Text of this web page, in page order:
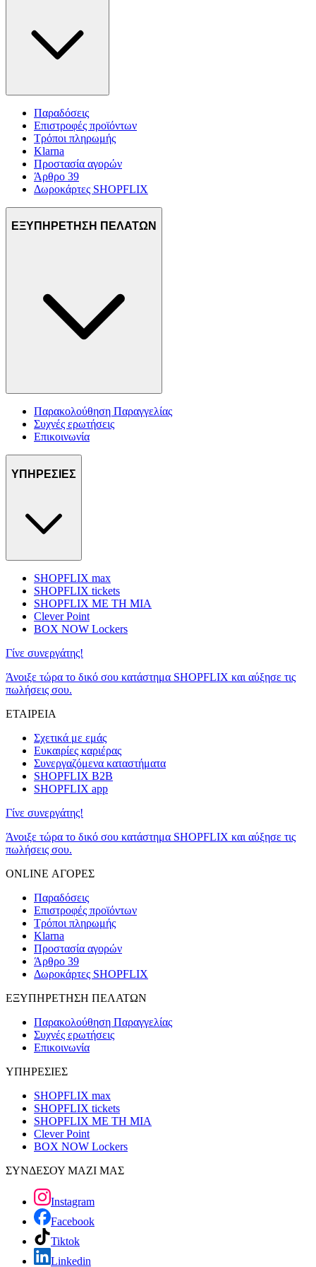
Παραδόσεις
Επιστροφές προϊόντων
Τρόποι πληρωμής
Klarna
Προστασία αγορών
Άρθρο 39
Δωροκάρτες SHOPFLIX
ΕΞΥΠΗΡΕΤΗΣΗ ΠΕΛΑΤΩΝ
Παρακολούθηση Παραγγελίας
Συχνές ερωτήσεις
Επικοινωνία
ΥΠΗΡΕΣΙΕΣ
SHOPFLIX max
SHOPFLIX tickets
SHOPFLIX ΜΕ ΤΗ ΜΙΑ
Clever Point
BOX NOW Lockers
Γίνε συνεργάτης!
Άνοιξε τώρα το δικό σου κατάστημα SHOPFLIX και αύξησε τις
πωλήσεις σου.
ΕΤΑΙΡΕΙΑ
Σχετικά με εμάς
Ευκαιρίες καριέρας
Συνεργαζόμενα καταστήματα
SHOPFLIX B2B
SHOPFLIX app
Γίνε συνεργάτης!
Άνοιξε τώρα το δικό σου κατάστημα SHOPFLIX και αύξησε τις
πωλήσεις σου.
ONLINE ΑΓΟΡΕΣ
Παραδόσεις
Επιστροφές προϊόντων
Τρόποι πληρωμής
Klarna
Προστασία αγορών
Άρθρο 39
Δωροκάρτες SHOPFLIX
ΕΞΥΠΗΡΕΤΗΣΗ ΠΕΛΑΤΩΝ
Παρακολούθηση Παραγγελίας
Συχνές ερωτήσεις
Επικοινωνία
ΥΠΗΡΕΣΙΕΣ
SHOPFLIX max
SHOPFLIX tickets
SHOPFLIX ΜΕ ΤΗ ΜΙΑ
Clever Point
BOX NOW Lockers
ΣΥΝΔΕΣΟΥ ΜΑΖΙ ΜΑΣ
Instagram
Facebook
Tiktok
Linkedin